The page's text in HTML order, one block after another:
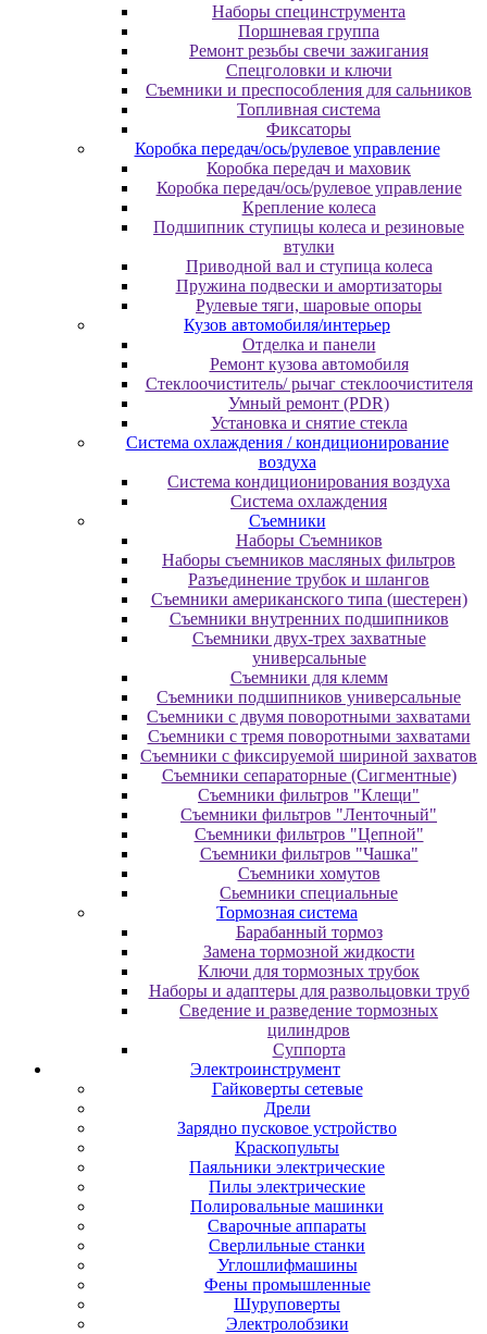
Наборы специнструмента
Поршневая группа
Ремонт резьбы свечи зажигания
Спецголовки и ключи
Съемники и преспособления для сальников
Топливная система
Фиксаторы
Коробка передач/ось/рулевое управление
Коробка передач и маховик
Коробка передач/ось/рулевое управление
Крепление колеса
Подшипник ступицы колеса и резиновые
втулки
Приводной вал и ступица колеса
Пружина подвески и амортизаторы
Рулевые тяги, шаровые опоры
Кузов автомобиля/интерьер
Отделка и панели
Ремонт кузова автомобиля
Стеклоочиститель/ рычаг стеклоочистителя
Умный ремонт (PDR)
Установка и снятие стекла
Система охлаждения / кондиционирование
воздуха
Система кондиционирования воздуха
Система охлаждения
Съемники
Наборы Съемников
Наборы съемников масляных фильтров
Разъединение трубок и шлангов
Съемники американского типа (шестерен)
Съемники внутренних подшипников
Съемники двух-трех захватные
универсальные
Съемники для клемм
Съемники подшипников универсальные
Съемники с двумя поворотными захватами
Съемники с тремя поворотными захватами
Съемники с фиксируемой шириной захватов
Съемники сепараторные (Сигментные)
Съемники фильтров "Клещи"
Съемники фильтров "Ленточный"
Съемники фильтров "Цепной"
Съемники фильтров "Чашка"
Съемники хомутов
Сьемники специальные
Тормозная система
Барабанный тормоз
Замена тормозной жидкости
Ключи для тормозных трубок
Наборы и адаптеры для развольцовки труб
Сведение и разведение тормозных
цилиндров
Суппорта
Электроинструмент
Гайковерты сетевые
Дрели
Зарядно пусковое устройство
Краскопульты
Паяльники электрические
Пилы электрические
Полировальные машинки
Сварочные аппараты
Сверлильные станки
Углошлифмашины
Фены промышленные
Шуруповерты
Электролобзики